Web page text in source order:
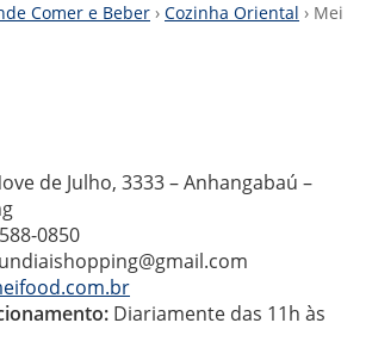
Comer e Beber › Cozinha Oriental › Mei
de Julho, 3333 – Anhangabaú –
0850
Diariamente das 11h às